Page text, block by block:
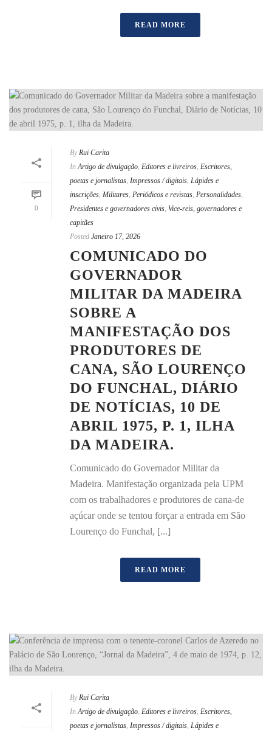
READ MORE
0
By Rui Carita
In Artigo de divulgação, Editores e livreiros, Escritores,
poetas e jornalistas, Impressos / digitais, Lápides e
inscrições, Militares, Periódicos e revistas, Personalidades,
Presidentes e governadores civis, Vice-reis, governadores e
capitães
Posted Janeiro 17, 2026
COMUNICADO DO
GOVERNADOR
MILITAR DA MADEIRA
SOBRE A
MANIFESTAÇÃO DOS
PRODUTORES DE
CANA, SÃO LOURENÇO
DO FUNCHAL, DIÁRIO
DE NOTÍCIAS, 10 DE
ABRIL 1975, P. 1, ILHA
DA MADEIRA.
Comunicado do Governador Militar da
Madeira. Manifestação organizada pela UPM
com os trabalhadores e produtores de cana-de
açúcar onde se tentou forçar a entrada em São
Lourenço do Funchal, [...]
READ MORE
By Rui Carita
In Artigo de divulgação, Editores e livreiros, Escritores,
poetas e jornalistas, Impressos / digitais, Lápides e